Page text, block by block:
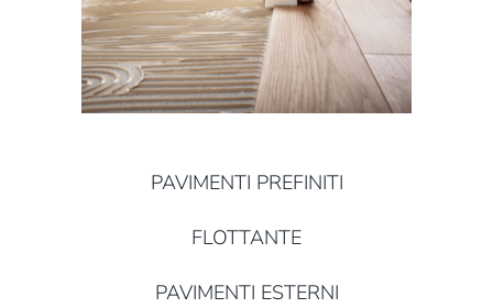
PAVIMENTI PREFINITI
FLOTTANTE
PAVIMENTI ESTERNI